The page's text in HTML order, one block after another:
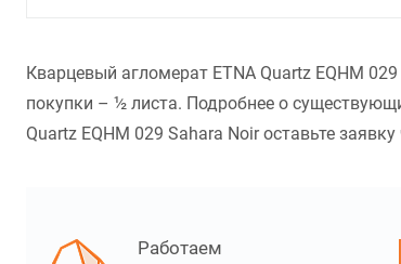
Кварцевый агломерат ETNA Quartz EQHM
покупки – ½ листа. Подробнее о
Quartz EQHM 029 Sahara Noir оставьте
Работаем